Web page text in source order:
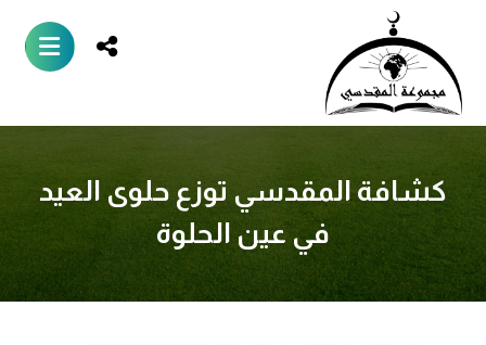
كشافة المقدسي توزع حلوى العيد
في عين الحلوة